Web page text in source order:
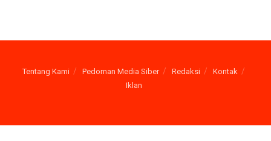
Tentang Kami Pedoman Media Siber Redaksi
Kontak
Iklan